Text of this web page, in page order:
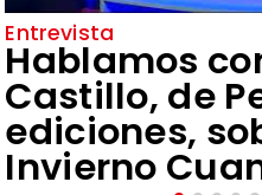
Entrevista
Hablamos
Castillo, de
ediciones,
Invierno